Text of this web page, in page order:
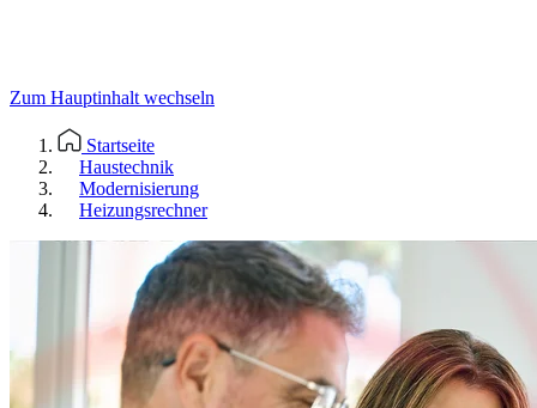
Zum Hauptinhalt wechseln
Startseite
Haustechnik
Modernisierung
Heizungsrechner